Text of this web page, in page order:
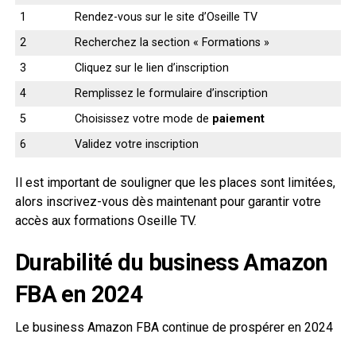
1
Rendez-vous sur le site d’Oseille TV
2
Recherchez la section « Formations »
3
Cliquez sur le lien d’inscription
4
Remplissez le formulaire d’inscription
5
Choisissez votre mode de paiement
6
Validez votre inscription
Il est important de souligner que les places sont limitées,
alors inscrivez-vous dès maintenant pour garantir votre
accès aux formations Oseille TV.
Durabilité du business Amazon
FBA en 2024
Le business Amazon FBA continue de prospérer en 2024